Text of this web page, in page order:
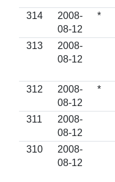
314
2008-
08-12
*
313
2008-
08-12
312
2008-
08-12
*
311
2008-
08-12
310
2008-
08-12